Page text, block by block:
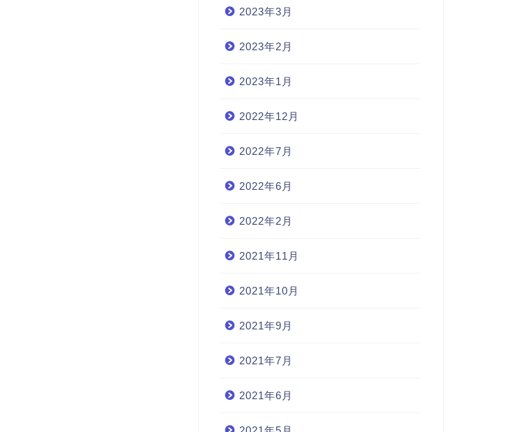
2023年3月
2023年2月
2023年1月
2022年12月
2022年7月
2022年6月
2022年2月
2021年11月
2021年10月
2021年9月
2021年7月
2021年6月